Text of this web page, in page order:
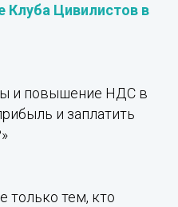
Клуба Цивилистов в
и повышение НДС в
и заплатить
только тем, кто